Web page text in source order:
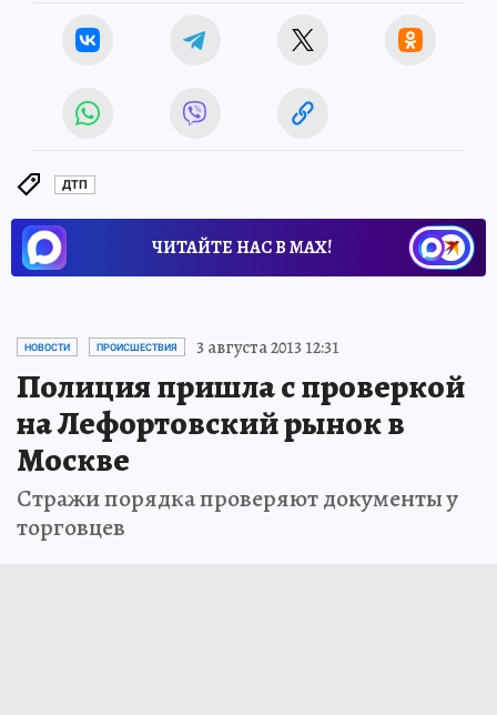
ДТП
ЧИТАЙТЕ НАС В МАХ!
НОВОСТИ ПРОИСШЕСТВИЯ 3 августа 2013 12:31
Полиция пришла с проверкой
на Лефортовский рынок в
Москве
Стражи порядка проверяют документы у
торговцев